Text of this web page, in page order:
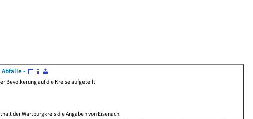
-
Bevölkerung auf die Kreise aufgeteilt
der Wartburgkreis die Angaben von Eisenach.